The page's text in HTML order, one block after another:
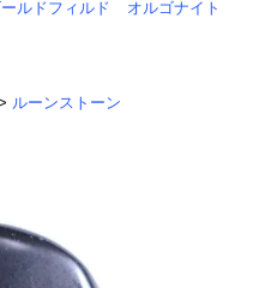
ルドフィルド オルゴナイト
ルーンストーン